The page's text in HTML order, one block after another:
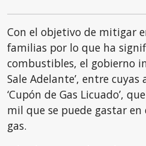
Con el objetivo de mitigar
familias por lo que ha
combustibles, el gobierno
Sale Adelante’, entre cuyas
‘Cupón de Gas Licuado’,
mil que se puede gastar
gas.